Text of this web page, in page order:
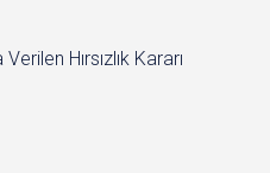
Hırsızlık Kararı